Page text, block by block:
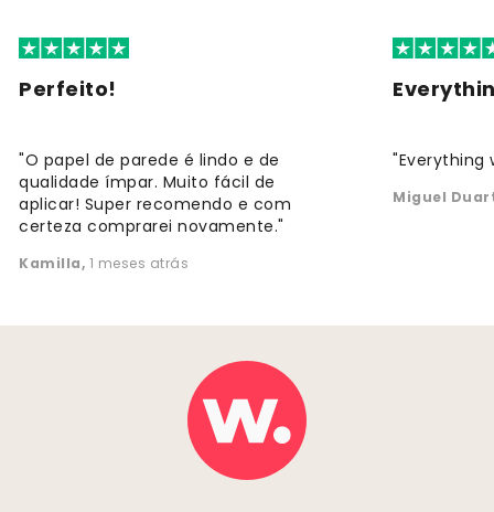
Perfeito!
"O papel de parede é lindo e de
qualidade ímpar. Muito fácil de
aplicar! Super recomendo e com
certeza comprarei novamente."
Kamilla, 1 meses atrás
"Everything
Miguel